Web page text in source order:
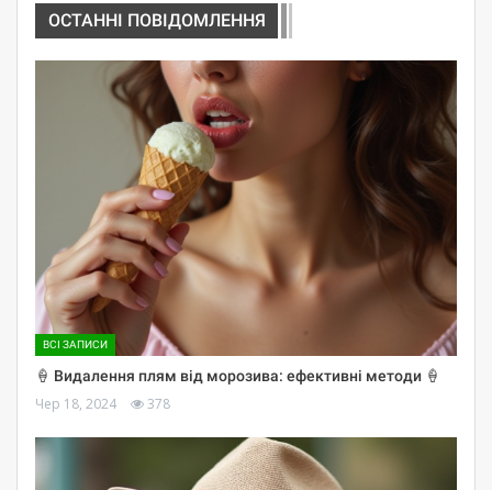
ОСТАННІ ПОВІДОМЛЕННЯ
ВСІ ЗАПИСИ
🍦 Видалення плям від морозива: ефективні методи 🍦
Чер 18, 2024 378